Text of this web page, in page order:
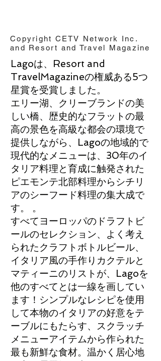
Copyright CETV Network Inc.
and Resort and Travel Magazine
Lagoは、Resort and
TravelMagazineの権威ある5つ
星賞を受賞しました。
エリー湖、クリーブランドの美
しい橋、歴史的なフラットの最
高の景色を高級な都会の環境で
提供しながら、Lagoの地域的で
現代的なメニューは、30年のイ
タリア料理と育成に触発された
ピエモンテ北部料理からシチリ
アのシーフード料理の集大成で
す。 。
すべてヨーロッパのドラフトビ
ールのセレクション、よく考え
られたクラフトボトルビール、
イタリア風の手作りカクテルと
マティーニのリストが、Lagoを
他のすべてとは一線を画してい
ます！シンプルなレシピを使用
して本物のイタリアの好意をテ
ーブルにもたらす、スクラッチ
メニューアイテムから作られた
最も新鮮な食材。温かく居心地